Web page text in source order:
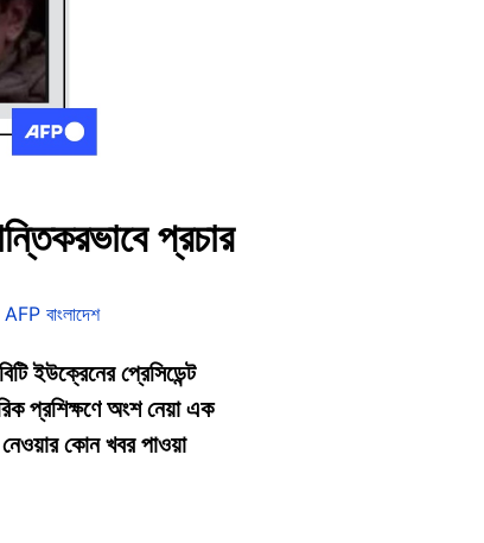
প্রচার
AFP বাংলাদেশ
ইউক্রেনের প্রেসিডেন্ট
প্রশিক্ষণে অংশ নেয়া এক
কোন খবর পাওয়া